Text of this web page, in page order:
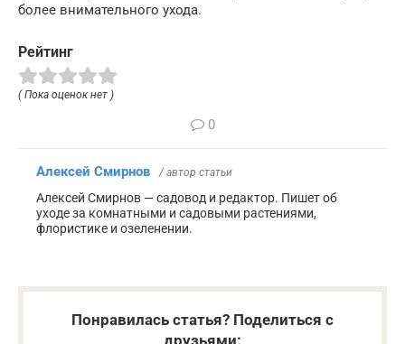
более внимательного ухода.
Рейтинг
( Пока оценок нет )
0
Алексей Смирнов / автор статьи
Алексей Смирнов — садовод и редактор. Пишет об
уходе за комнатными и садовыми растениями,
флористике и озеленении.
Понравилась статья? Поделиться с
друзьями: